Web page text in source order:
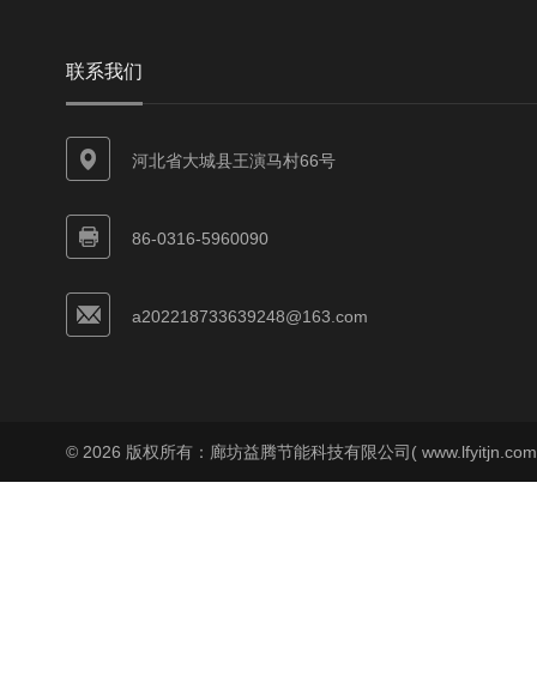
联系我们
河北省大城县王演马村66号
86-0316-5960090
a202218733639248@163.com
© 2026 版权所有：廊坊益腾节能科技有限公司(